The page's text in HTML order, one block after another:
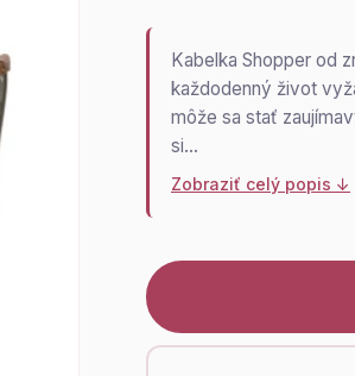
Kabelka Shopper od
každodenný život
môže sa stať
si…
Zobraziť celý popis ↓